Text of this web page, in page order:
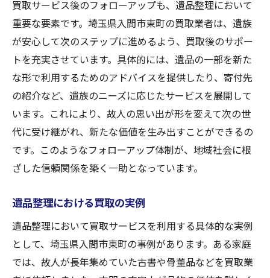
買取サービス後のフォローアップも、遺品整理において
重要な要素です。埼玉県入間市東町の買取業者は、遺族
が安心して次のステップに進めるよう、買取後のサポー
トを充実させています。具体的には、遺品の一部を新た
な形で利用するためのアドバイスを提供したり、寄付先
の紹介など、遺族のニーズに応じたサービスを展開して
います。これにより、故人の思い出が形を変えて次の世
代に受け継がれ、新たな価値を生み出すことができるの
です。このようなフォローアップ体制が、地域社会に根
ざした信頼関係を築く一助となっています。
遺品整理における買取の実例
遺品整理において買取サービスを利用する具体的な実例
として、埼玉県入間市東町の事例があります。ある家庭
では、故人が長年集めていた古書や骨董品などを買取業